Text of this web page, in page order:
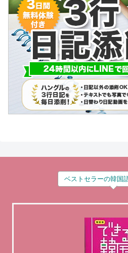
ベストセラーの韓国